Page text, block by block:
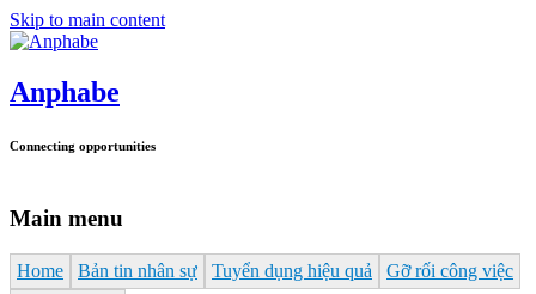
Skip to main content
Anphabe
Connecting opportunities
Main menu
Home Bản tin nhân sự Tuyển dụng hiệu quả
Gỡ rối công việc